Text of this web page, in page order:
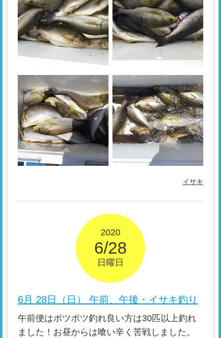
イサキ
2020
6/28
日曜日
6月 28日（日） 午前、午後・イサキ釣り
午前便はポツポツ釣れ良い方は30匹以上釣れ
ました！お昼からは喰い辛く苦戦しました。